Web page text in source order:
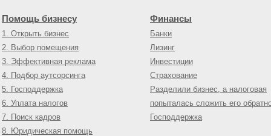
Помощь бизнесу
1. Открыть бизнес
2. Выбор помещения
3. Эффективная реклама
4. Подбор аутсорсинга
5. Господдержка
6. Уплата налогов
7. Поиск кадров
8. Юридическая помощь
Финансы
Банки
Лизинг
Инвестиции
Страхование
Разделили бизнес, а налоговая
попыталась сложить его
Господдержка